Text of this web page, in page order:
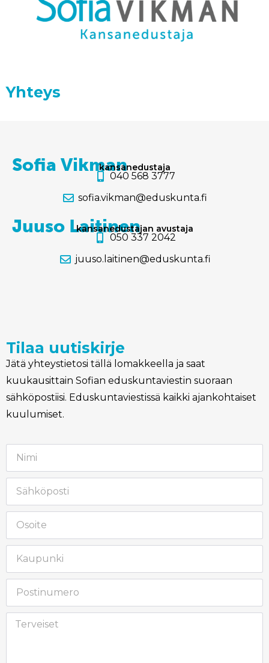
Yhteys
Sofia Vikmankansanedustaja
040 568 3777
sofia.vikman@eduskunta.fi
Juuso Laitinen
kansanedustajan avustaja
050 337 2042
juuso.laitinen@eduskunta.fi
Tilaa uutiskirje
Jätä yhteystietosi tällä lomakkeella ja saat
kuukausittain Sofian eduskuntaviestin suoraan
sähköpostiisi. Eduskuntaviestissä kaikki ajankohtaiset
kuulumiset.